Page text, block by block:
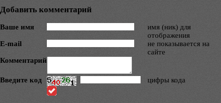
Добавить комментарий
Ваше имя
имя (ник) для
отображения
E-mail
не показывается на
сайте
Комментарий
Введите код цифры кода